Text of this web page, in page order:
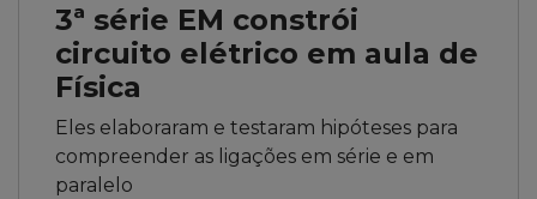
3ª série EM constrói
circuito elétrico em aula de
Física
Eles elaboraram e testaram hipóteses para
compreender as ligações em série e em
paralelo